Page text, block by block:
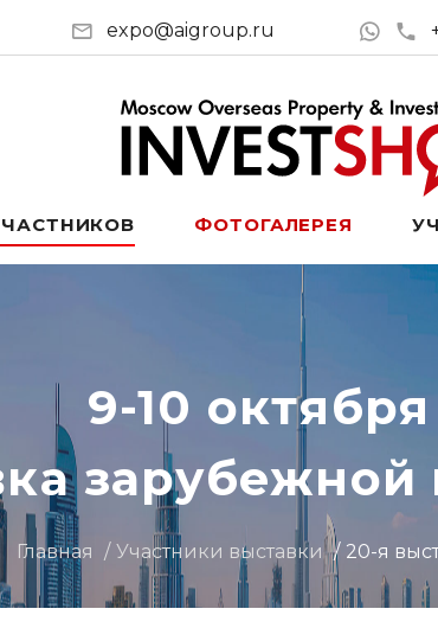
expo@aigroup.ru
ФОТОГАЛЕРЕЯ
9-10
Главная Участники выставки 20-я